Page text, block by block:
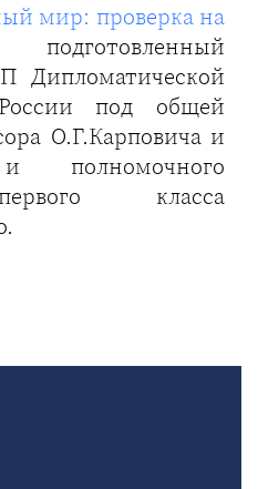
мир: проверка на
Дипломатической
под общей
О.Г.Карповича и
полномочного
класса